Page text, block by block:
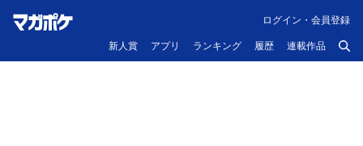
新人賞 アプリ ランキング 履歴 連載作品
ログイン・会員登録